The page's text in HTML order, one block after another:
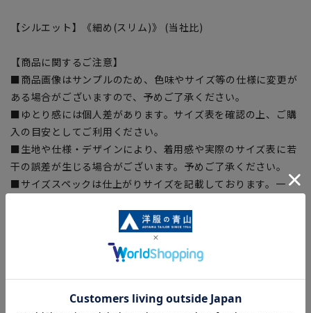
【シルエット】《細め(スリム)》 (当社比)
【商品に関するご注意】
■商品画像はサンプルのため、色味やサイズ等の仕様に変更が
ある場合がございますので、予めご了承ください。
■ゆとり感には個人差があります。サイズ表を確認の上、ご購
入の目安としてご利用ください。
■生地や仕様・デザインにより、着用感や実際のサイズ表に若
干の誤差が生じる場合がございます。予めご了承ください。
■サイズスペックは仕上がりサイズを記載しております。一
■ブラウザやお使いのモニター環境、また撮影時の室内外の光
加減により、実際の商品と掲載画像の色味が異なる場合がござ
上、ご注文いただいたタイミングにより欠品が発生し、ご注文